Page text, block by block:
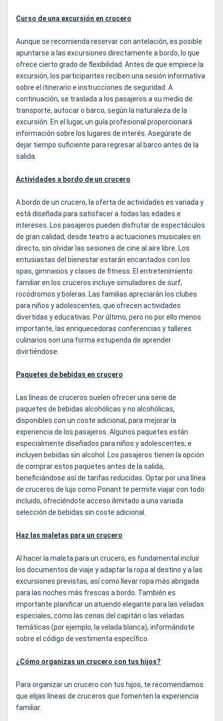
Curso de una excursión en crucero
Aunque se recomienda reservar con antelación, es posible
apuntarse a las excursiones directamente a bordo, lo que
ofrece cierto grado de flexibilidad. Antes de que empiece la
excursión, los participantes reciben una sesión informativa
sobre el itinerario e instrucciones de seguridad. A
continuación, se traslada a los pasajeros a su medio de
transporte, autocar o barco, según la naturaleza de la
excursión. En el lugar, un guía profesional proporcionará
información sobre los lugares de interés. Asegúrate de
dejar tiempo suficiente para regresar al barco antes de la
salida.
Actividades a bordo de un crucero
A bordo de un crucero, la oferta de actividades es variada y
está diseñada para satisfacer a todas las edades e
intereses. Los pasajeros pueden disfrutar de espectáculos
de gran calidad, desde teatro a actuaciones musicales en
directo, sin olvidar las sesiones de cine al aire libre. Los
entusiastas del bienestar estarán encantados con los
spas, gimnasios y clases de fitness. El entretenimiento
familiar en los cruceros incluye simuladores de surf,
rocódromos y boleras. Las familias apreciarán los clubes
para niños y adolescentes, que ofrecen actividades
divertidas y educativas. Por último, pero no por ello menos
importante, las enriquecedoras conferencias y talleres
culinarios son una forma estupenda de aprender
divirtiéndose.
Paquetes de bebidas en crucero
Las líneas de cruceros suelen ofrecer una serie de
paquetes de bebidas alcohólicas y no alcohólicas,
disponibles con un coste adicional, para mejorar la
experiencia de los pasajeros. Algunos paquetes están
especialmente diseñados para niños y adolescentes, e
incluyen bebidas sin alcohol. Los pasajeros tienen la opción
de comprar estos paquetes antes de la salida,
beneficiándose así de tarifas reducidas. Optar por una línea
de cruceros de lujo como Ponant te permite viajar con todo
incluido, ofreciéndote acceso ilimitado a una variada
selección de bebidas sin coste adicional.
Haz las maletas para un crucero
Al hacer la maleta para un crucero, es fundamental incluir
los documentos de viaje y adaptar la ropa al destino y a las
excursiones previstas, así como llevar ropa más abrigada
para las noches más frescas a bordo. También es
importante planificar un atuendo elegante para las veladas
especiales, como las cenas del capitán o las veladas
temáticas (por ejemplo, la velada blanca), informándote
sobre el código de vestimenta específico.
¿Cómo organizas un crucero con tus hijos?
Para organizar un crucero con tus hijos, te recomendamos
que elijas líneas de cruceros que fomenten la experiencia
familiar.